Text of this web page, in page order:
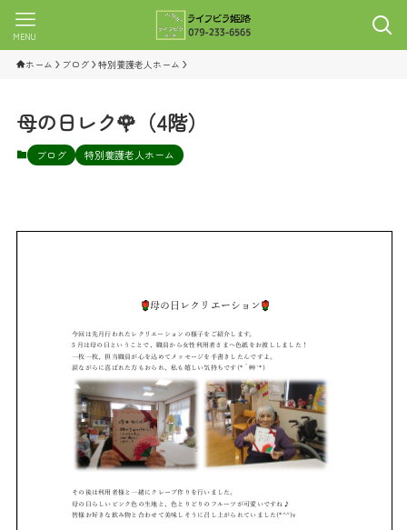
MENU
ホーム ブログ 特別養護老人ホーム
母の日レク🌹（4階）
ブログ 特別養護老人ホーム